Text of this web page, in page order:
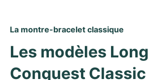
La montre-bracelet classique
Les modèles
Conquest Classic